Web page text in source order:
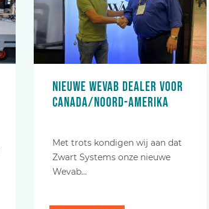
Nieuwe Wevab dealer voor
Canada/Noord-Amerika
Met trots kondigen wij aan dat
Zwart Systems onze nieuwe
Wevab…